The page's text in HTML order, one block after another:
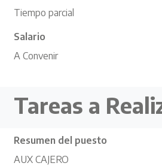
Tiempo parcial
Salario
A Convenir
Tareas a
Resumen del puesto
AUX CAJERO